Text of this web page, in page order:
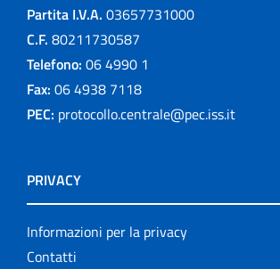
Publication for schools
Rapporti ISS COVID-19
Rapporti ISS COVID-19 in English
Rapporti ISS Sorveglianza
Partita I.V.A. 03657731000
C.F. 80211730587
Telefono: 06 4990 1
Fax: 06 4938 7118
PEC: protocollo.centrale@pec.iss.it
PRIVACY
Informazioni per la privacy
Contatti